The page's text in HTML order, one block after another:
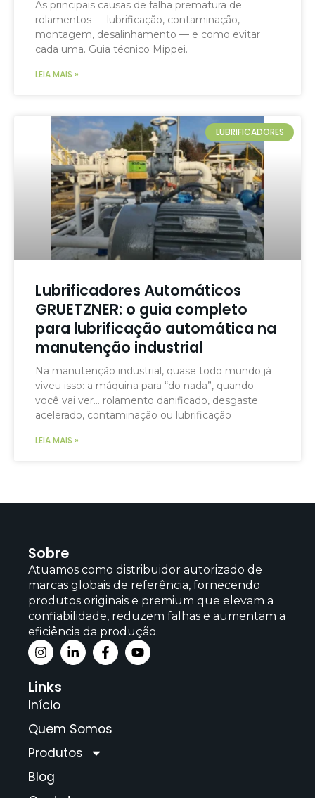
As principais causas de falha prematura de
rolamentos — lubrificação, contaminação,
montagem, desalinhamento — e como evitar
cada uma. Guia técnico Mippei.
LEIA MAIS »
LUBRIFICADORES
Lubrificadores Automáticos
GRUETZNER: o guia completo
para lubrificação automática na
manutenção industrial
Na manutenção industrial, quase todo mundo já
viveu isso: a máquina para “do nada”, quando
você vai ver… rolamento danificado, desgaste
acelerado, contaminação ou lubrificação
LEIA MAIS »
Sobre
Atuamos como distribuidor autorizado de
marcas globais de referência, fornecendo
produtos originais e premium que elevam a
confiabilidade, reduzem falhas e aumentam a
eficiência da produção.
Links
Início
Quem Somos
Produtos
Blog